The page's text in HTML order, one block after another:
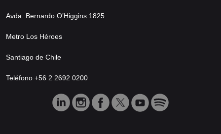
Avda. Bernardo O’Higgins 1825
Metro Los Héroes
Santiago de Chile
Teléfono +56 2 2692 0200